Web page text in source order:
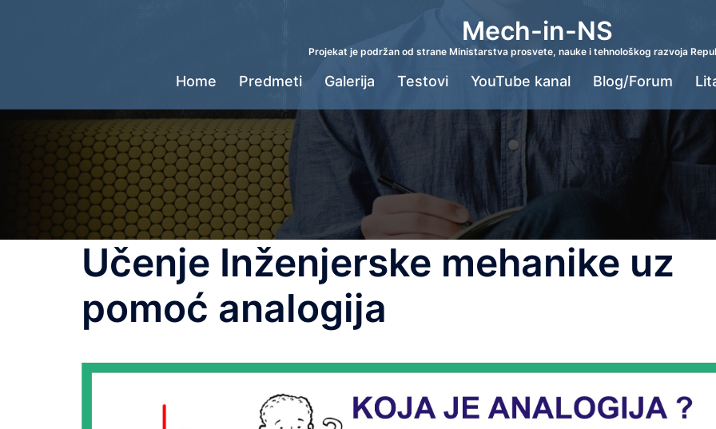
Mech-in-NS
Projekat je podržan od strane Ministarstva prosvete, nauke i tehnološkog razvoja
Home Predmeti Galerija Testovi YouTube kanal Blog/Forum
Učenje Inženjerske mehanike uz
pomoć analogija